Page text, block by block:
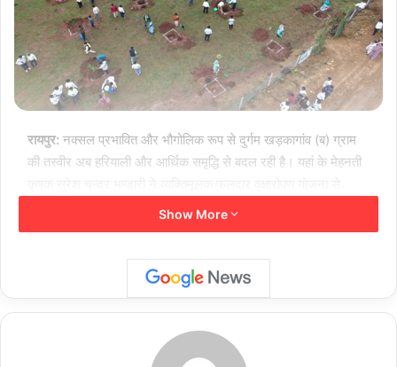
रायपुर: नक्सल प्रभावित और भौगोलिक रूप से दुर्गम खड़कागांव (ब) ग्राम
की तस्वीर अब हरियाली और आर्थिक समृद्धि से बदल रही है। यहां के मेहनती
अपनी जिंदगी को नई दिशा दी और गांव के अन्य किसानों के लिए प्रेरक व
आदर्श प्रेरणा बन गए।
उद्यानिकी विभाग की योजना के अंतर्गत सुरेश को एक हेक्टेयर भूमि पर
फलदार वृक्षारोपण के लिए 2 लाख 25 हजार रुपये की सहायता मिली।
उन्होंने इस राशि से आम, काजू, कटहल, नींबू और अमरूद जैसे उच्च मूल्य
वाले लगभग 277 पौधों का रोपण किया था। उनके द्वारा इन पौधों की देखरेख
और सिंचाई का कार्य उन्होंने पूरी निष्ठा से किया गया।
Show More